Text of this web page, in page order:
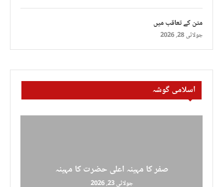
متن کے تعاقب میں
جولائی 28, 2026
اسلامی گوشہ
صفر کا مہینہ اعلی حضرت کا مہینہ
جولائی 23, 2026